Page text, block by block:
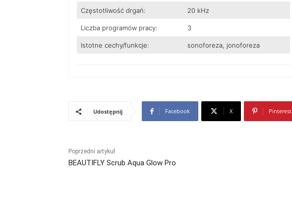
Częstotliwość drgań: 20 kHz
Liczba programów pracy: 3
Istotne cechy/funkcje: sonoforeza, jonoforeza
Udostępnij Facebook X Pinterest
Poprzedni artykuł
BEAUTIFLY Scrub Aqua Glow Pro